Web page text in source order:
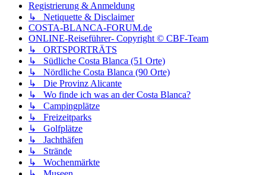
Registrierung & Anmeldung
↳ Netiquette & Disclaimer
COSTA-BLANCA-FORUM.de
ONLINE-Reiseführer- Copyright © CBF-Team
↳ ORTSPORTRÄTS
↳ Südliche Costa Blanca (51 Orte)
↳ Nördliche Costa Blanca (90 Orte)
↳ Die Provinz Alicante
↳ Wo finde ich was an der Costa Blanca?
↳ Campingplätze
↳ Freizeitparks
↳ Golfplätze
↳ Jachthäfen
↳ Strände
↳ Wochenmärkte